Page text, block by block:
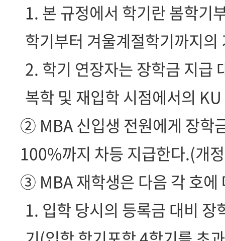
1. 본 규정에서 학기란 봄학기
학기부터 겨울계절학기까지
2. 학기 연장자는 장학금 지급
복학 및 재입학 시점에서의
② MBA 신입생 전원에게 장학
100%까지 차등 지급한다.(개
③ MBA 재학생은 다음 각 호에
1. 입학 당시의 등록금 대비